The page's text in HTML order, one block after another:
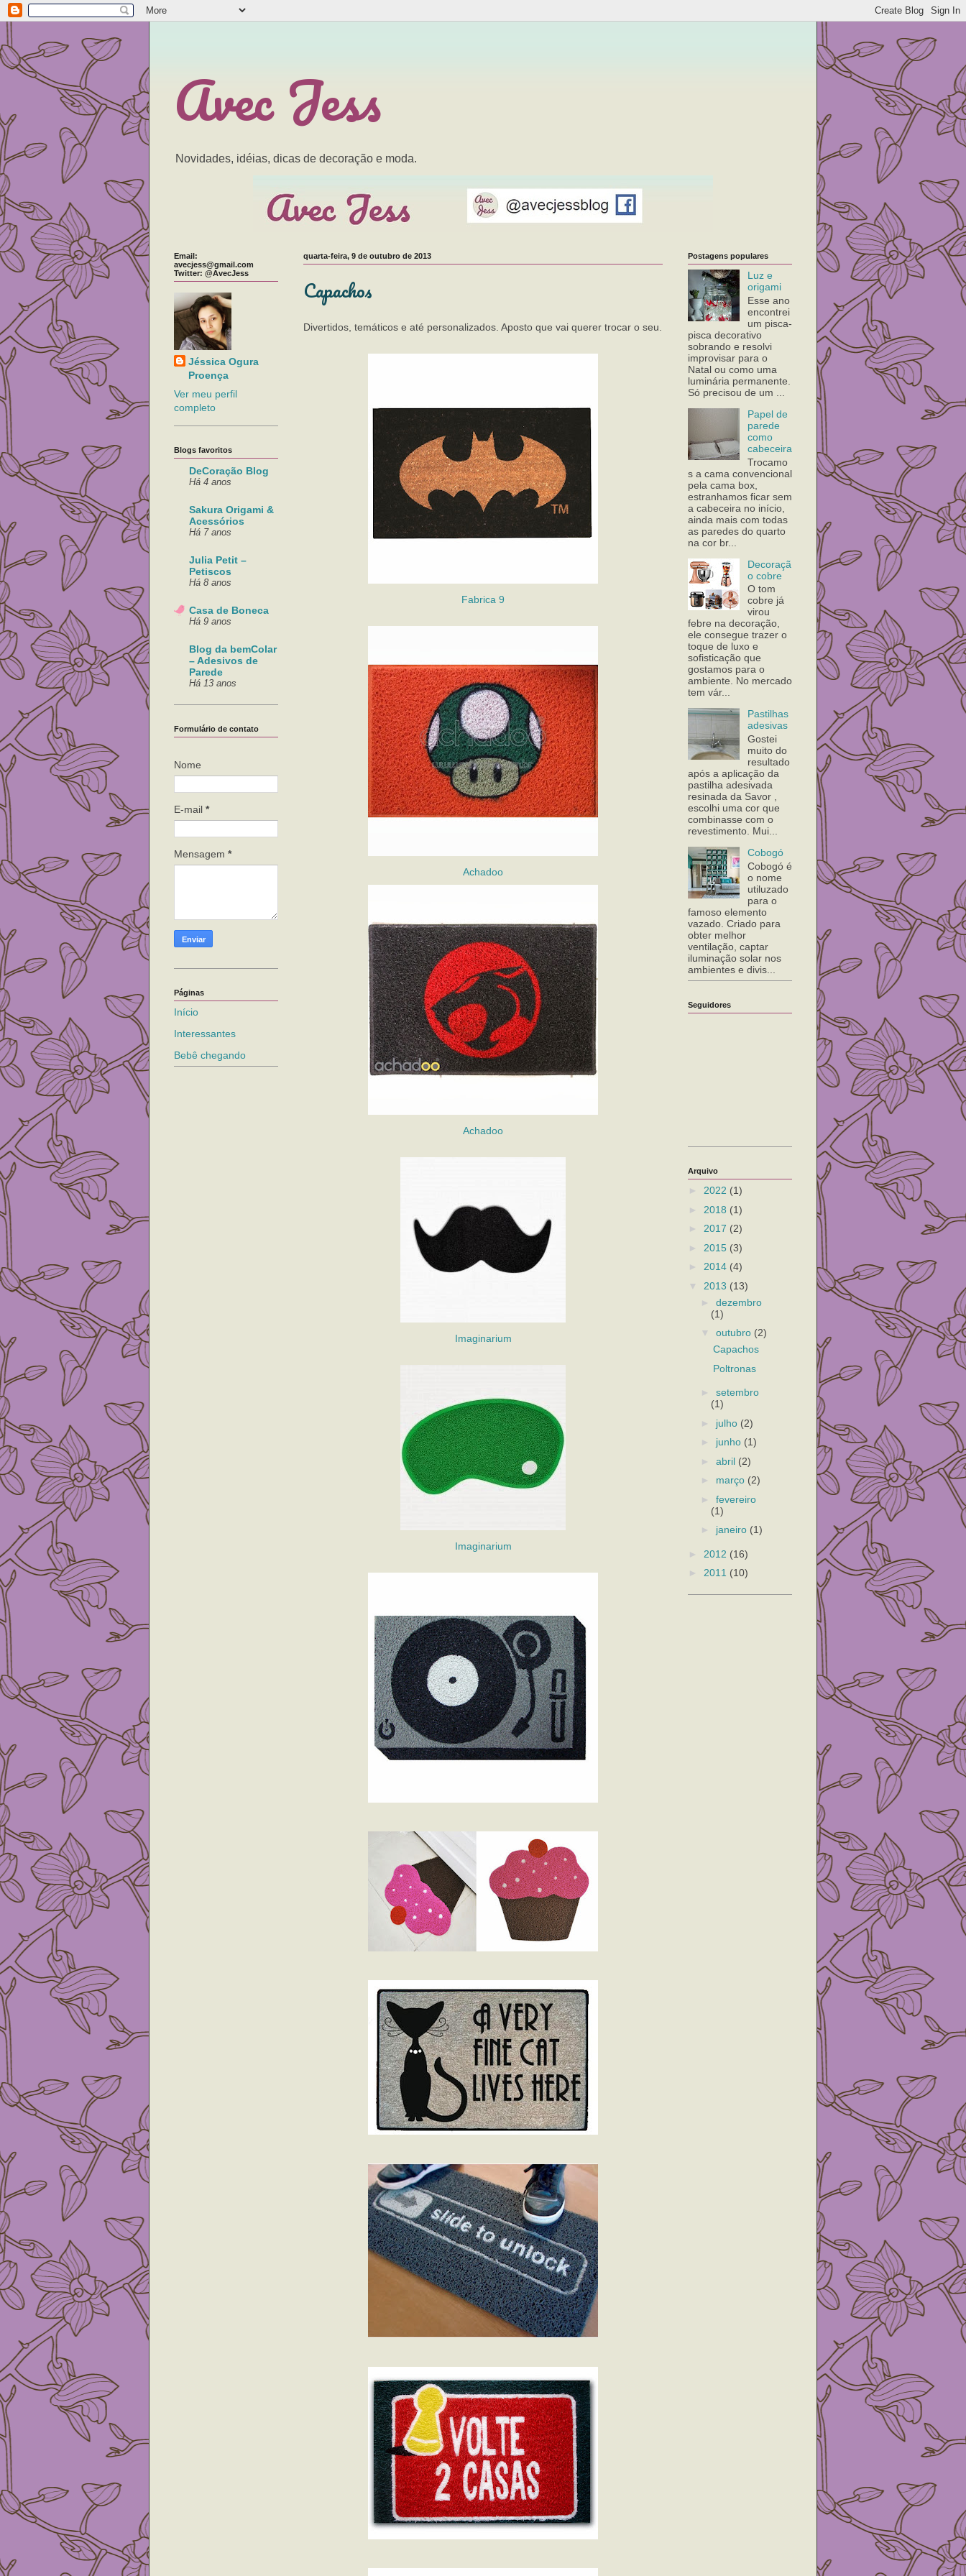
Avec Jess
Novidades, idéias, dicas de decoração e moda.
quarta-feira, 9 de outubro de 2013
Capachos
Divertidos, temáticos e até personalizados. Aposto que vai querer trocar o seu.
Fabrica 9
Achadoo
Achadoo
Imaginarium
Imaginarium
Email:
avecjess@gmail.com
Twitter: @AvecJess
Jéssica Ogura
Proença
Ver meu perfil
completo
Blogs favoritos
DeCoração Blog
Há 4 anos
Sakura Origami &
Acessórios
Há 7 anos
Julia Petit –
Petiscos
Há 8 anos
Casa de Boneca
Há 9 anos
Blog da bemColar
– Adesivos de
Parede
Há 13 anos
Formulário de contato
Nome
E-mail *
Mensagem *
Páginas
Início
Interessantes
Bebê chegando
Postagens populares
Luz e
origami
Esse ano
encontrei
um pisca-
pisca decorativo
sobrando e resolvi
improvisar para o
Natal ou como uma
luminária permanente.
Só precisou de um ...
Papel de
parede
como
cabeceira
Trocamo
s a cama convencional
pela cama box,
estranhamos ficar sem
a cabeceira no início,
ainda mais com todas
as paredes do quarto
na cor br...
Decoraçã
o cobre
O tom
cobre já
virou
febre na decoração,
ele consegue trazer o
toque de luxo e
sofisticação que
gostamos para o
ambiente. No mercado
tem vár...
Pastilhas
adesivas
Gostei
muito do
resultado
após a aplicação da
pastilha adesivada
resinada da Savor ,
escolhi uma cor que
combinasse com o
revestimento. Mui...
Cobogó
Cobogó é
o nome
utiluzado
para o
famoso elemento
vazado. Criado para
obter melhor
ventilação, captar
iluminação solar nos
ambientes e divis...
Seguidores
Arquivo
► 2022 (1)
► 2018 (1)
► 2017 (2)
► 2015 (3)
► 2014 (4)
▼ 2013 (13)
► dezembro
(1)
▼ outubro (2)
Capachos
Poltronas
► setembro
(1)
► julho (2)
► junho (1)
► abril (2)
► março (2)
► fevereiro
(1)
► janeiro (1)
► 2012 (16)
► 2011 (10)